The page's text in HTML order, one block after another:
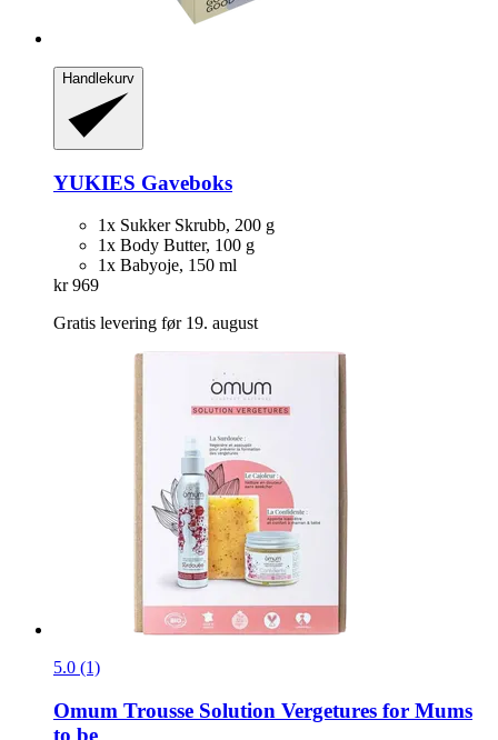
Handlekurv
YUKIES Gaveboks
1x Sukker Skrubb, 200 g
1x Body Butter, 100 g
1x Babyoje, 150 ml
kr 969
Gratis levering før 19. august
5.0 (1)
Omum Trousse Solution Vergetures for Mums
to be